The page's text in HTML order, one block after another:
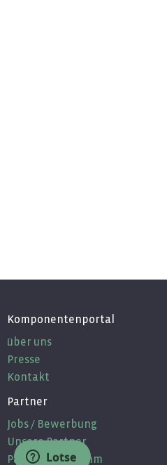
Komponentenportal
über uns
Presse
Kontakt
Partner
Jobs / Bewerbung
Unsere Partner
Partnerprogramm
Lotse